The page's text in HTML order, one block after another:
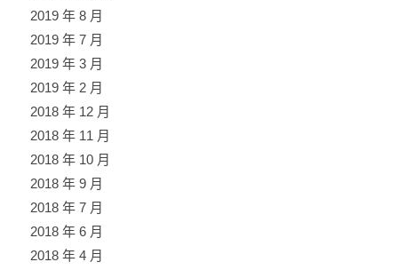
2019 年 8 月
2019 年 7 月
2019 年 3 月
2019 年 2 月
2018 年 12 月
2018 年 11 月
2018 年 10 月
2018 年 9 月
2018 年 7 月
2018 年 6 月
2018 年 4 月